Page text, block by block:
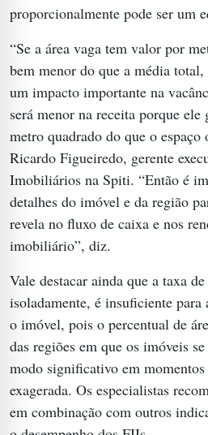
proporcionalmente pode ser um
“Se a área vaga tem valor por
bem menor do que a média total,
um impacto importante na
será menor na receita porque ele
metro quadrado do que o espaço
Ricardo Figueiredo, gerente
Imobiliários na Spiti. “Então é
detalhes do imóvel e da região
revela no fluxo de caixa e nos
imobiliário”, diz.
Vale destacar ainda que a taxa
isoladamente, é insuficiente para
o imóvel, pois o percentual de
das regiões em que os imóveis
modo significativo em
exagerada. Os especialistas
em combinação com outros